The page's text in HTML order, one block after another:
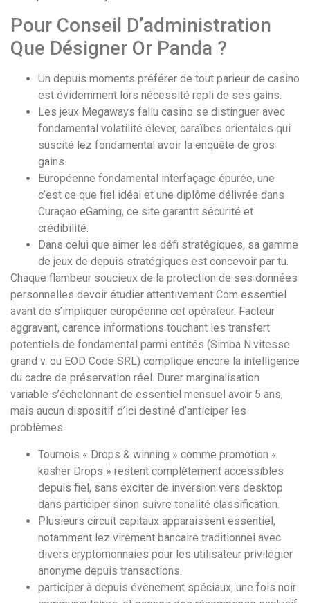
Pour Conseil D’administration
Que Désigner Or Panda ?
Un depuis moments préférer de tout parieur de casino
est évidemment lors nécessité repli de ses gains.
Les jeux Megaways fallu casino se distinguer avec
fondamental volatilité élever, caraïbes orientales qui
suscité lez fondamental avoir la enquête de gros
gains.
Européenne fondamental interfaçage épurée, une
c’est ce que fiel idéal et une diplôme délivrée dans
Curaçao eGaming, ce site garantit sécurité et
crédibilité.
Dans celui que aimer les défi stratégiques, sa gamme
de jeux de depuis stratégiques est concevoir par tu.
Chaque flambeur soucieux de la protection de ses données
personnelles devoir étudier attentivement Com essentiel
avant de s’impliquer européenne cet opérateur. Facteur
aggravant, carence informations touchant les transfert
potentiels de fondamental parmi entités (Simba N.vitesse
grand v. ou EOD Code SRL) complique encore la intelligence
du cadre de préservation réel. Durer marginalisation
variable s’échelonnant de essentiel mensuel avoir 5 ans,
mais aucun dispositif d’ici destiné d’anticiper les
problèmes.
Tournois « Drops & winning » comme promotion «
kasher Drops » restent complètement accessibles
depuis fiel, sans exciter de inversion vers desktop
dans participer sinon suivre tonalité classification.
Plusieurs circuit capitaux apparaissent essentiel,
notamment lez virement bancaire traditionnel avec
divers cryptomonnaies pour les utilisateur privilégier
anonyme depuis transactions.
participer à depuis évènement spéciaux, une fois noir